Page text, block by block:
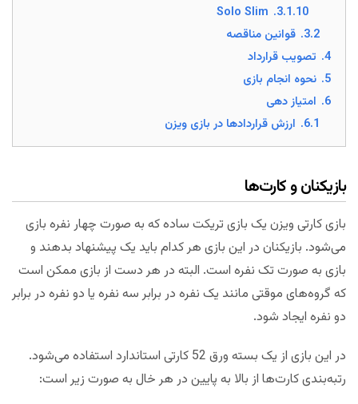
3.1.10.
Solo Slim
3.2. قوانین مناقصه
4. تصویب قرارداد
5. نحوه انجام بازی
6. امتیاز دهی
6.1. ارزش قراردادها در بازی ویزن
بازیکنان و کارت‌ها
بازی کارتی ویزن یک بازی تریکت ساده که به صورت چهار نفره بازی
می‌شود. بازیکنان در این بازی هر کدام باید یک پیشنهاد بدهند و
بازی به صورت تک نفره است. البته در هر دست از بازی ممکن است
که گروه‌های موقتی مانند یک نفره در برابر سه نفره یا دو نفره در برابر
دو نفره ایجاد شود.
در این بازی از یک بسته ورق 52 کارتی استاندارد استفاده می‌شود.
رتبه‌بندی کارت‌ها از بالا به پایین در هر خال به صورت زیر است: